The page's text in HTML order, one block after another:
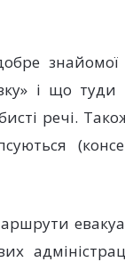
і що туди
речі.